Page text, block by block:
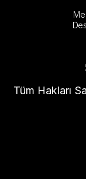
Tüm Hakları